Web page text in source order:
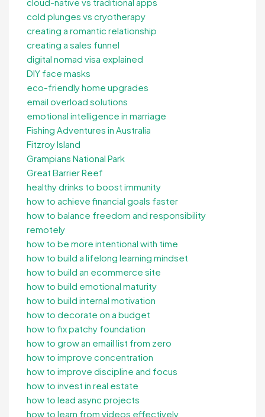
cold plunges vs cryotherapy
creating a romantic relationship
creating a sales funnel
digital nomad visa explained
DIY face masks
eco-friendly home upgrades
email overload solutions
emotional intelligence in marriage
Fishing Adventures in Australia
Fitzroy Island
Grampians National Park
Great Barrier Reef
healthy drinks to boost immunity
how to achieve financial goals faster
how to balance freedom and responsibility
remotely
how to be more intentional with time
how to build a lifelong learning mindset
how to build an ecommerce site
how to build emotional maturity
how to build internal motivation
how to decorate on a budget
how to fix patchy foundation
how to grow an email list from zero
how to improve concentration
how to improve discipline and focus
how to invest in real estate
how to lead async projects
how to learn from videos effectively